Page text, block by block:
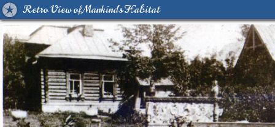
Retro View of Mankind's Habitat